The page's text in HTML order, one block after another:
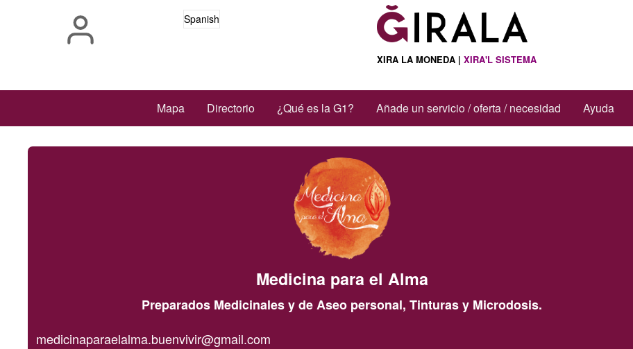
Spanish
XIRA LA MONEDA | XIRA'L SISTEMA
navigation
Mapa Directorio ¿Qué es la G1? Añade un servicio / oferta / necesidad Ayuda
Medicina para el Alma
Preparados Medicinales y de Aseo personal, Tinturas y Microdosis.
medicinaparaelalma.buenvivir@gmail.com